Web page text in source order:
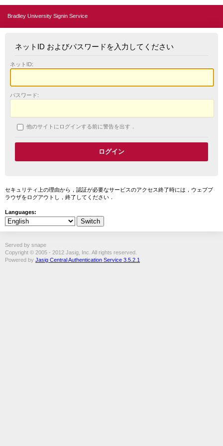
Bradley University Signin Service
ネットID およびパスワードを入力してください
ネットID:
パスワード:
他のサイトにログインする前に警告を出す．
セキュリティ上の理由から，認証が必要なサービスのアクセス終了時には，ウェブブ
ラウザをログアウトし，終了してください．
Languages:
Served by snape
Copyright © 2005 - 2012 Jasig, Inc. All rights reserved.
Powered by Jasig Central Authentication Service 3.5.2.1